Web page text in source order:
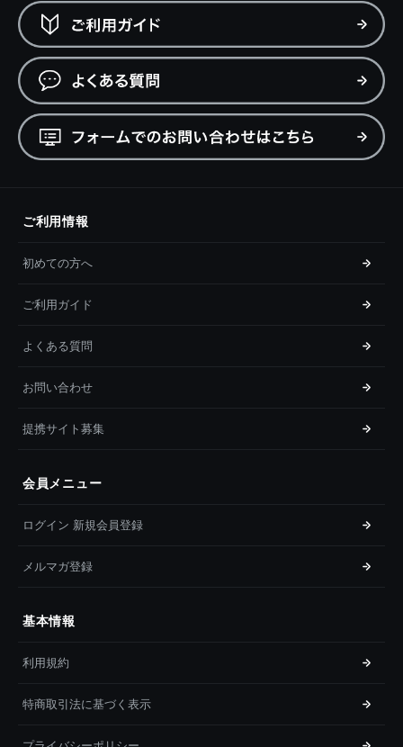
ご利用情報
初めての方へ
ご利用ガイド
よくある質問
お問い合わせ
提携サイト募集
会員メニュー
ログイン 新規会員登録
メルマガ登録
基本情報
利用規約
特商取引法に基づく表示